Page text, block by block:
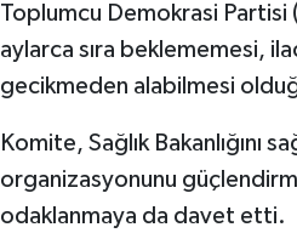
Toplumcu Demokrasi Partisi
aylarca sıra beklememesi,
gecikmeden alabilmesi
Komite, Sağlık Bakanlığını
organizasyonunu
odaklanmaya da davet etti.